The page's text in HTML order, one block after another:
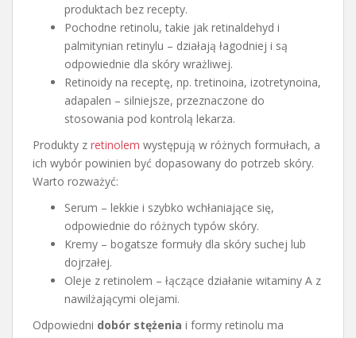
produktach bez recepty.
Pochodne retinolu, takie jak retinaldehyd i
palmitynian retinylu – działają łagodniej i są
odpowiednie dla skóry wrażliwej.
Retinoidy na receptę, np. tretinoina, izotretynoina,
adapalen – silniejsze, przeznaczone do
stosowania pod kontrolą lekarza.
Produkty z retinolem występują w różnych formułach, a
ich wybór powinien być dopasowany do potrzeb skóry.
Warto rozważyć:
Serum – lekkie i szybko wchłaniające się,
odpowiednie do różnych typów skóry.
Kremy – bogatsze formuły dla skóry suchej lub
dojrzałej.
Oleje z retinolem – łączące działanie witaminy A z
nawilżającymi olejami.
Odpowiedni dobór stężenia i formy retinolu ma